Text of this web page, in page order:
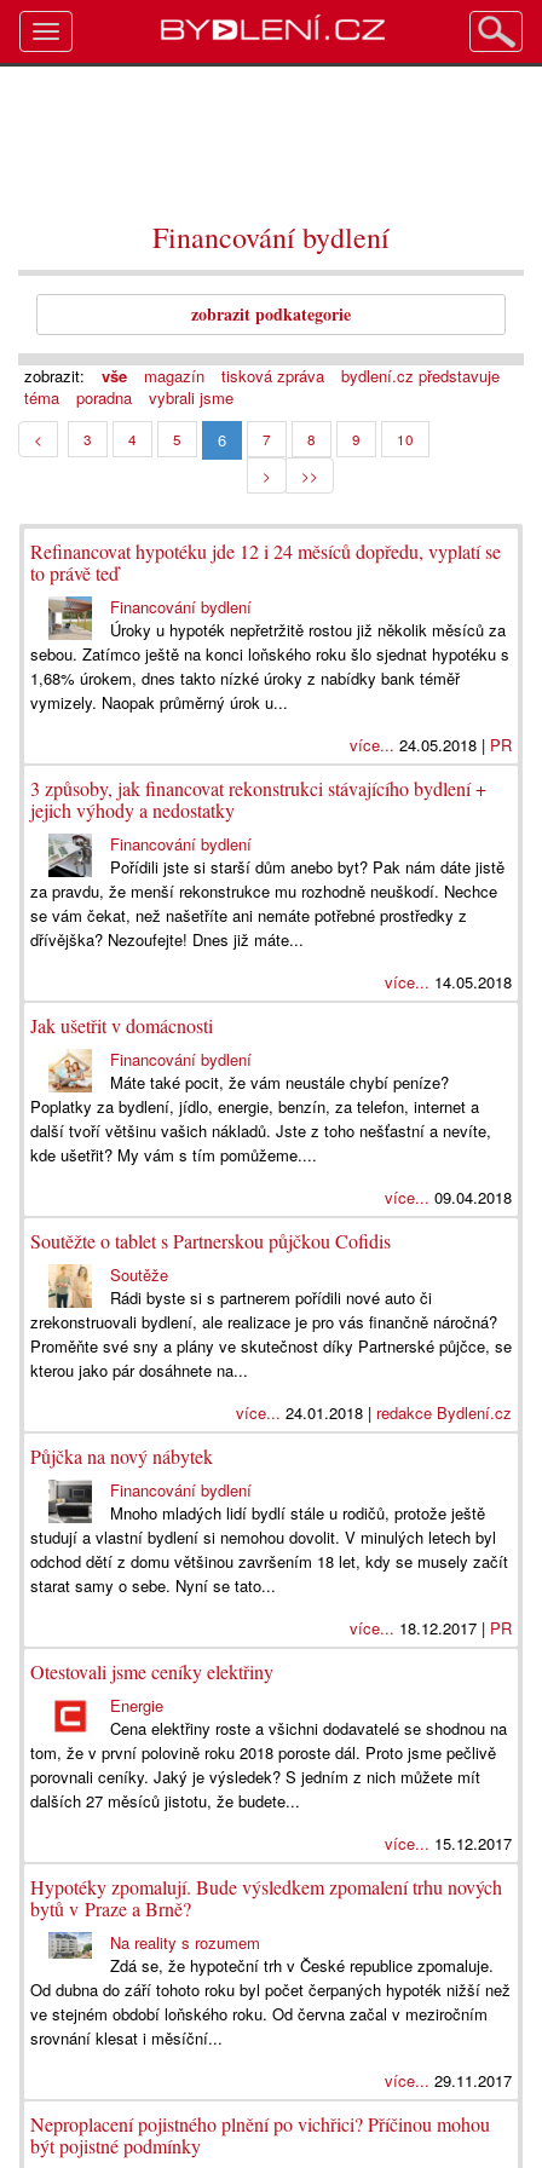
Financování bydlení
zobrazit podkategorie
zobrazit: vše magazín tisková zpráva
bydlení.cz představuje
téma
poradna vybrali jsme
< 3 4 5 6 7 8 9
10
>
>>
Refinancovat hypotéku jde 12 i 24 měsíců dopředu, vyplatí se
to právě teď
Financování bydlení
Úroky u hypoték nepřetržitě rostou již několik měsíců za
sebou. Zatímco ještě na konci loňského roku šlo sjednat hypotéku s
1,68% úrokem, dnes takto nízké úroky z nabídky bank téměř
vymizely. Naopak průměrný úrok u...
více... 24.05.2018 | PR
3 způsoby, jak financovat rekonstrukci stávajícího bydlení +
jejich výhody a nedostatky
Financování bydlení
Pořídili jste si starší dům anebo byt? Pak nám dáte jistě
za pravdu, že menší rekonstrukce mu rozhodně neuškodí. Nechce
se vám čekat, než našetříte ani nemáte potřebné prostředky z
dřívějška? Nezoufejte! Dnes již máte...
více... 14.05.2018
Jak ušetřit v domácnosti
Financování bydlení
Máte také pocit, že vám neustále chybí peníze?
Poplatky za bydlení, jídlo, energie, benzín, za telefon, internet a
další tvoří většinu vašich nákladů. Jste z toho nešťastní a nevíte,
kde ušetřit? My vám s tím pomůžeme....
více... 09.04.2018
Soutěžte o tablet s Partnerskou půjčkou Cofidis
Soutěže
Rádi byste si s partnerem pořídili nové auto či
zrekonstruovali bydlení, ale realizace je pro vás finančně náročná?
Proměňte své sny a plány ve skutečnost díky Partnerské půjčce, se
kterou jako pár dosáhnete na...
více... 24.01.2018 | redakce Bydlení.cz
Půjčka na nový nábytek
Financování bydlení
Mnoho mladých lidí bydlí stále u rodičů, protože ještě
studují a vlastní bydlení si nemohou dovolit. V minulých letech byl
odchod dětí z domu většinou završením 18 let, kdy se musely začít
starat samy o sebe. Nyní se tato...
více... 18.12.2017 | PR
Otestovali jsme ceníky elektřiny
Energie
Cena elektřiny roste a všichni dodavatelé se shodnou na
tom, že v první polovině roku 2018 poroste dál. Proto jsme pečlivě
porovnali ceníky. Jaký je výsledek? S jedním z nich můžete mít
dalších 27 měsíců jistotu, že budete...
více... 15.12.2017
Hypotéky zpomalují. Bude výsledkem zpomalení trhu nových
bytů v Praze a Brně?
Na reality s rozumem
Zdá se, že hypoteční trh v České republice zpomaluje.
Od dubna do září tohoto roku byl počet čerpaných hypoték nižší než
ve stejném období loňského roku. Od června začal v meziročním
srovnání klesat i měsíční...
více... 29.11.2017
Neproplacení pojistného plnění po vichřici? Příčinou mohou
být pojistné podmínky
Toggle
navigation